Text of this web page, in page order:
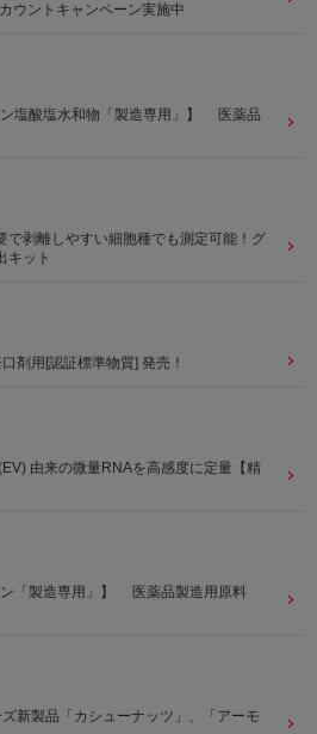
ウントキャンペーン実施中
塩酸塩水和物「製造専用」】 医薬品
で剥離しやすい細胞種でも測定可能！グ
キット
剤用[認証標準物質] 発売！
由来の微量RNAを高感度に定量【精
「製造専用」】 医薬品製造用原料
ズ新製品「カシューナッツ」、「アーモ